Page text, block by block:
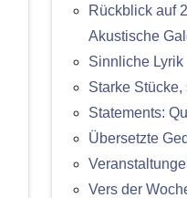
Rückblick auf
Akustische
Sinnliche Lyrik
Starke Stücke,
Statements:
Übersetzte
Vers der